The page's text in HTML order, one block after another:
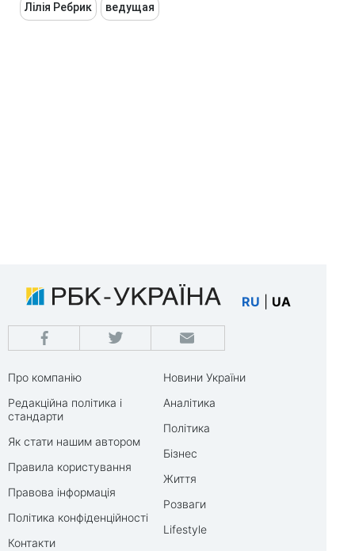
Лілія Ребрик ведущая
RU UA
Про компанію
Редакційна політика і
стандарти
Як стати нашим автором
Правила користування
Правова інформація
Політика конфіденційності
Контакти
Новини України
Аналітика
Політика
Бізнес
Життя
Розваги
Lifestyle